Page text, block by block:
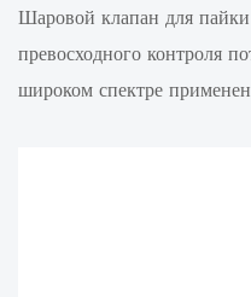
Шаровой клапан для
превосходного контроля
широком спектре